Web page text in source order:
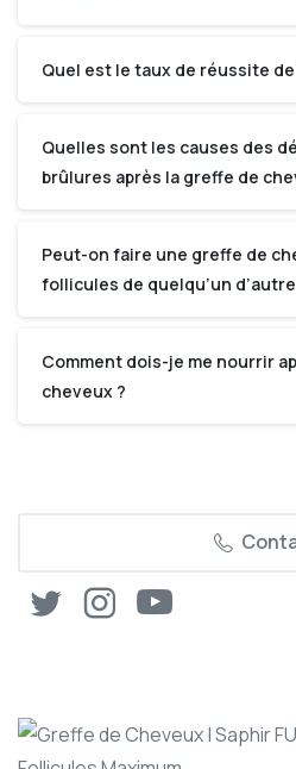
Quel est le taux de réussite
Quelles sont les causes des
brûlures après la greffe de
Peut-on faire une greffe de
follicules de quelqu’un
Comment dois-je me nourrir
cheveux ?